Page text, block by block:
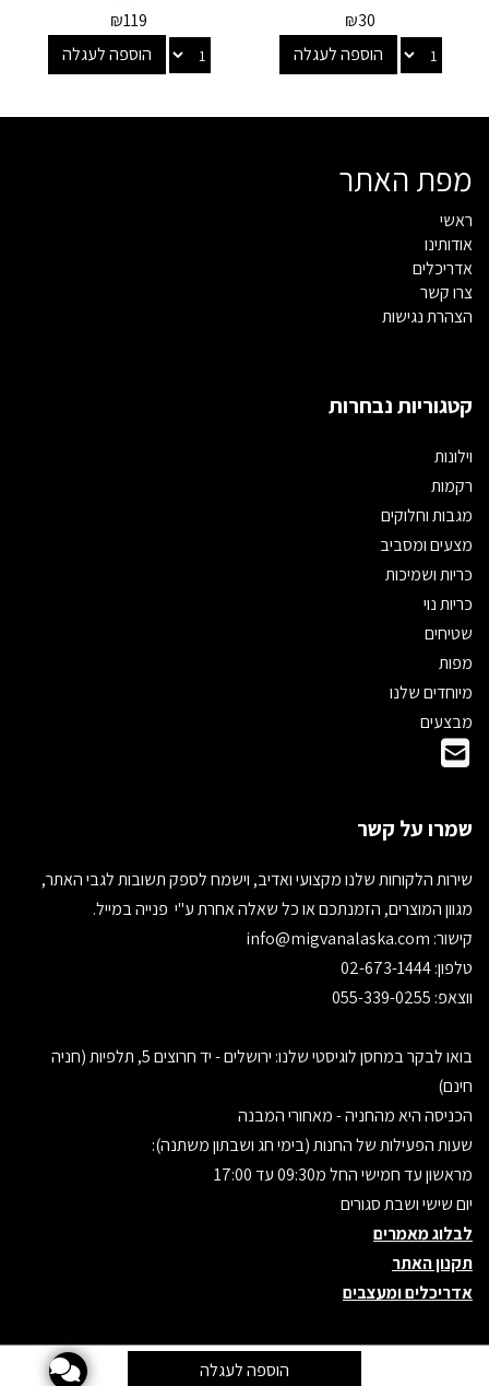
₪30
הוספה לעגלה
₪119
הוספה לעגלה
מפת האתר
ראשי
אודותינו
אדריכלים
צרו קשר
הצהרת נגישות
קטגוריות נבחרות
וילונות
רקמות
מגבות וחלוקים
מצעים ומסביב
כריות ושמיכות
כריות נוי
שטיחים
מפות
מיוחדים שלנו
מבצעים
שמרו על קשר
שירות הלקוחות שלנו מקצועי ואדיב, וישמח לספק תשובות לגבי האתר,
מגוון המוצרים, הזמנתכם או כל שאלה אחרת ע"י פנייה במייל.
קישור:
טלפון: 02-673-1444
ווצאפ: 055-339-0255
בואו לבקר במחסן לוגיסטי שלנו: ירושלים - יד חרוצים 5, תלפיות (חניה
חינם)
הכניסה היא מהחניה - מאחורי המבנה
שעות הפעילות של החנות (בימי חג ושבתון משתנה):
מראשון עד חמישי החל מ09:30 עד 17:00
יום שישי ושבת סגורים
לבלוג מאמרים
תקנון האתר
אדריכלים ומעצבים